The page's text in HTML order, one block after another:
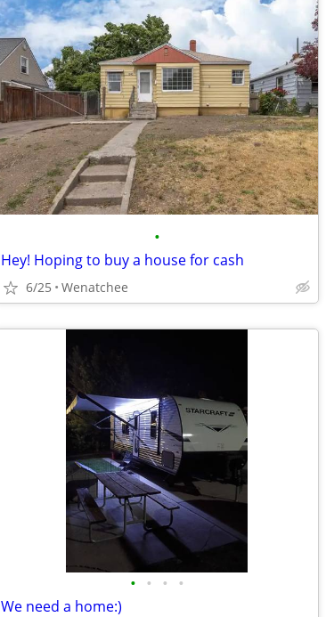
•
Hey! Hoping to buy a house for cash
6/25 Wenatchee
• • • •
We need a home:)